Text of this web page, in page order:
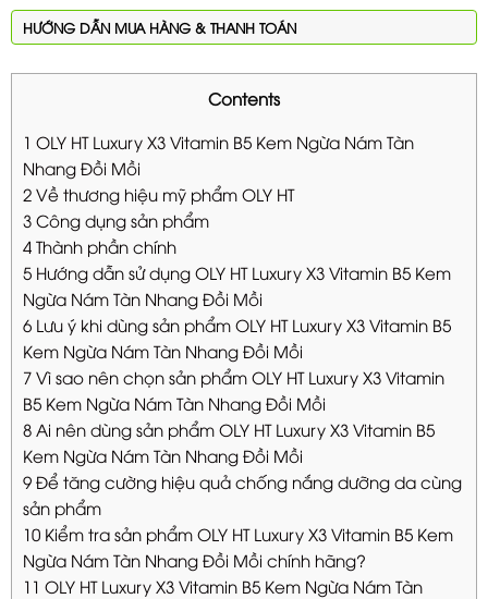
HƯỚNG DẪN MUA HÀNG & THANH TOÁN
Contents
1 OLY HT Luxury X3 Vitamin B5 Kem Ngừa Nám Tàn
Nhang Đồi Mồi
2 Về thương hiệu mỹ phẩm OLY HT
3 Công dụng sản phẩm
4 Thành phần chính
5 Hướng dẫn sử dụng OLY HT Luxury X3 Vitamin B5 Kem
Ngừa Nám Tàn Nhang Đồi Mồi
6 Lưu ý khi dùng sản phẩm OLY HT Luxury X3 Vitamin B5
Kem Ngừa Nám Tàn Nhang Đồi Mồi
7 Vì sao nên chọn sản phẩm OLY HT Luxury X3 Vitamin
B5 Kem Ngừa Nám Tàn Nhang Đồi Mồi
8 Ai nên dùng sản phẩm OLY HT Luxury X3 Vitamin B5
Kem Ngừa Nám Tàn Nhang Đồi Mồi
9 Để tăng cường hiệu quả chống nắng dưỡng da cùng
sản phẩm
10 Kiểm tra sản phẩm OLY HT Luxury X3 Vitamin B5 Kem
Ngừa Nám Tàn Nhang Đồi Mồi chính hãng?
11 OLY HT Luxury X3 Vitamin B5 Kem Ngừa Nám Tàn